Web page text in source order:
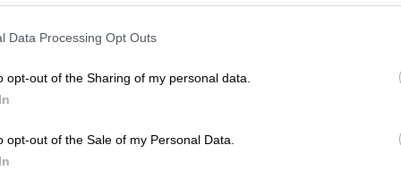
Data Processing Opt Outs
opt-out of the Sharing of my personal data.
opt-out of the Sale of my Personal Data.
Μετά την «Ιθάκη»: Το τεράστιο
Αλέξη Τσίπρα